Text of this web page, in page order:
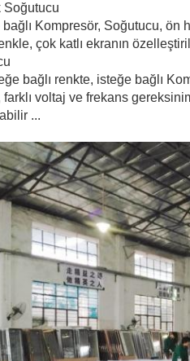
Soğutucu
Kompresör, Soğutucu,
çok katlı ekranın
bağlı renkte, isteğe bağlı
voltaj ve frekans
...